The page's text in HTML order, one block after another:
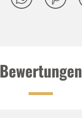
Bewertungen